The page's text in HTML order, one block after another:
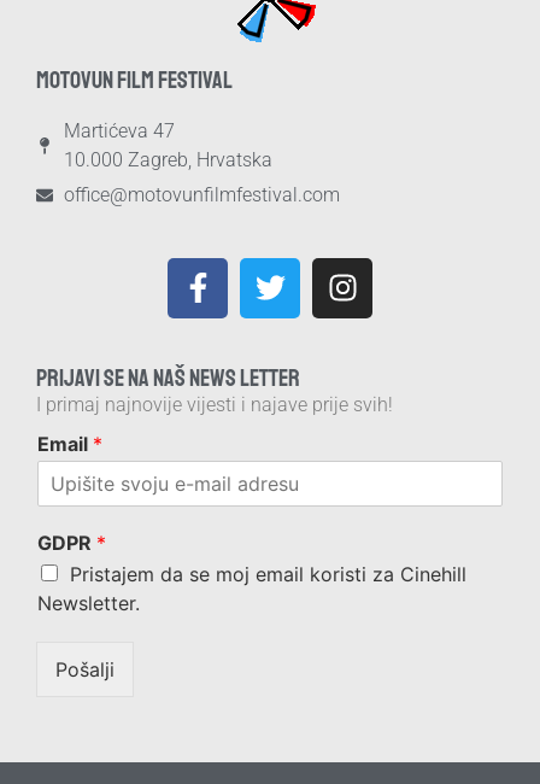
MOTOVUN FILM FESTIVAL
Martićeva 47
10.000 Zagreb, Hrvatska
office@motovunfilmfestival.com
PRIJAVI SE NA NAŠ NEWS LETTER
I primaj najnovije vijesti i najave prije svih!
Email *
GDPR *
Pristajem da se moj email koristi za Cinehill
Newsletter.
Pošalji